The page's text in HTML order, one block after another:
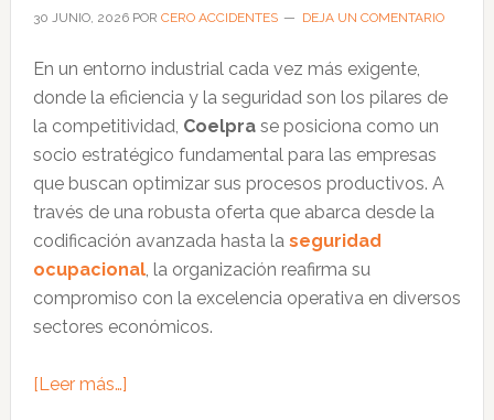
30 JUNIO, 2026POR CERO ACCIDENTES DEJA UN COMENTARIO
En un entorno industrial cada vez más exigente,
donde la eficiencia y la seguridad son los pilares de
la competitividad, Coelpra se posiciona como un
socio estratégico fundamental para las empresas
que buscan optimizar sus procesos productivos. A
través de una robusta oferta que abarca desde la
codificación avanzada hasta la seguridad
ocupacional, la organización reafirma su
compromiso con la excelencia operativa en diversos
sectores económicos.
[Leer más…]acerca